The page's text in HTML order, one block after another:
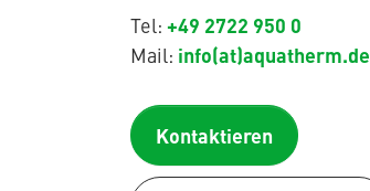
Tel: +49 2722 950 0
Mail: info(at)aquatherm.de
Kontaktieren